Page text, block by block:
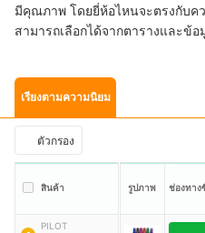
มีคุณภาพ โดยยี่ห้อไหนจะตรงกับค
สามารถเลือกได้จากตารางและข้
เรียงตามความนิยม
ตัวกรอง
สินค้า รูปภาพ ช่องทาง
PILOT